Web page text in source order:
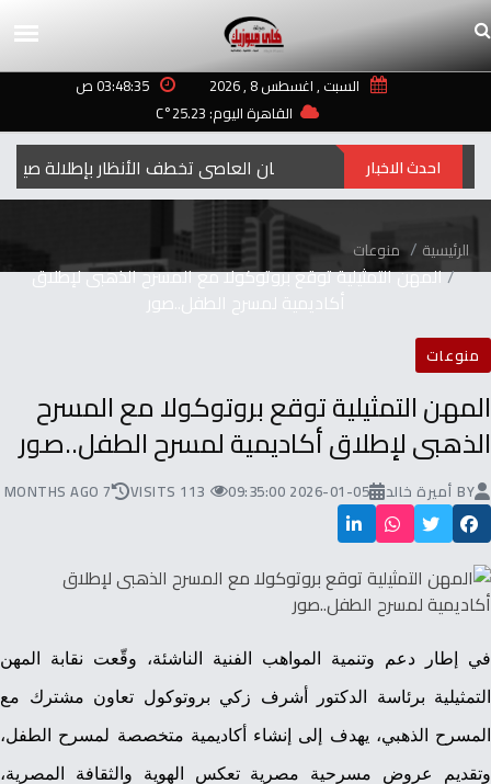
السبت , اغسطس 8 , 2026
03:48:35 ص
القاهرة اليوم: 25.23°C
إيمان العاصي تخطف الأنظار بإطلالة صيفية احدث الاخبار
الرئيسية منوعات
المهن التمثيلية توقع بروتوكولا مع المسرح الذهبى لإطلاق
أكاديمية لمسرح الطفل..صور
منوعات
المهن التمثيلية توقع بروتوكولا مع المسرح
الذهبى لإطلاق أكاديمية لمسرح الطفل..صور
BY أميرة خالد 2026-01-05 09:35:00
113 VISITS
7 MONTHS AGO
في إطار دعم وتنمية المواهب الفنية الناشئة، وقّعت نقابة المهن
التمثيلية برئاسة الدكتور أشرف زكي بروتوكول تعاون مشترك مع
المسرح الذهبي، يهدف إلى إنشاء أكاديمية متخصصة لمسرح الطفل،
وتقديم عروض مسرحية مصرية تعكس الهوية والثقافة المصرية،